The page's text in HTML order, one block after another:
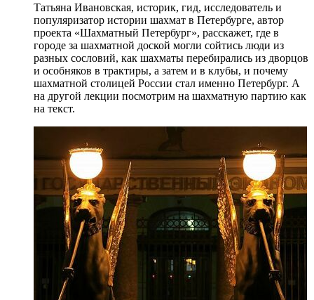
Татьяна Ивановская, историк, гид, исследователь и
популяризатор истории шахмат в Петербурге, автор
проекта «Шахматный Петербург», расскажет, где в
городе за шахматной доской могли сойтись люди из
разных сословий, как шахматы перебирались из дворцов
и особняков в трактиры, а затем и в клубы, и почему
шахматной столицей России стал именно Петербург. А
на другой лекции посмотрим на шахматную партию как
на текст.